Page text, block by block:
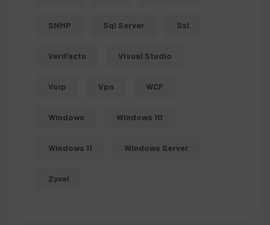
SNMP Sql Server Ssl
VeriFactu Visual Studio
Voip Vpn WCF
Windows Windows 10
Windows 11 Windows Server
Zyxel